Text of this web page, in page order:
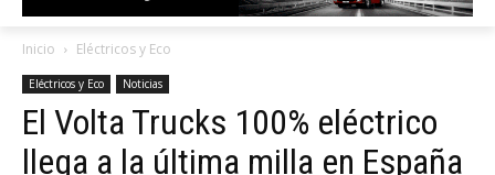
Inicio Eléctricos y Eco
Eléctricos y Eco Noticias
El Volta Trucks 100% eléctrico
llega a la última milla en España